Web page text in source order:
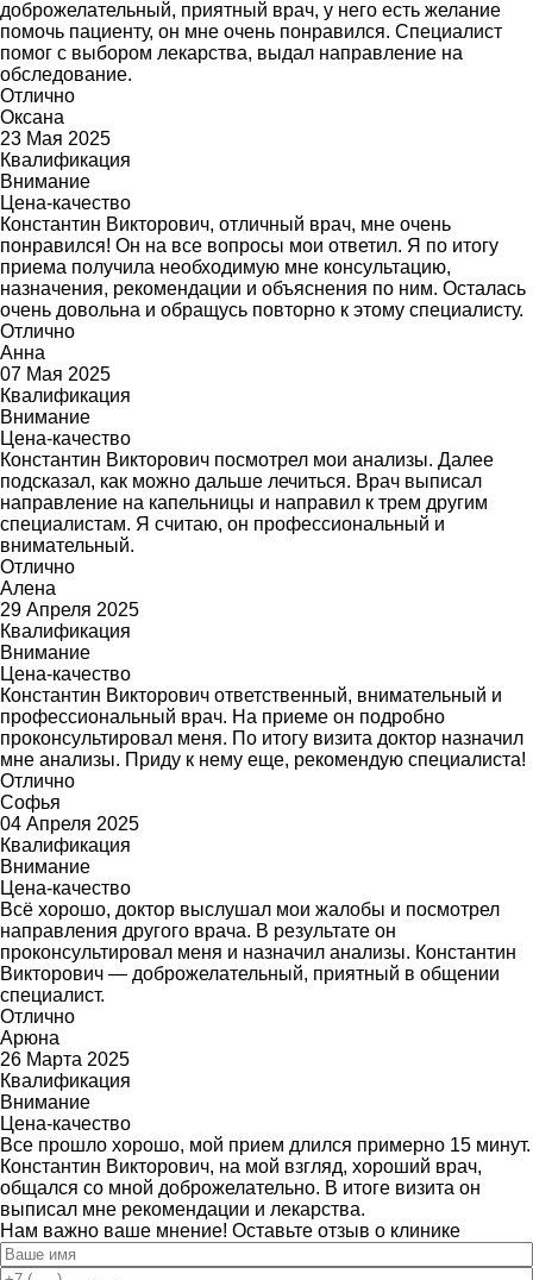
доброжелательный, приятный врач, у него есть желание
помочь пациенту, он мне очень понравился. Специалист
помог с выбором лекарства, выдал направление на
обследование.
Отлично
Оксана
23 Мая 2025
Квалификация
Внимание
Цена-качество
Константин Викторович, отличный врач, мне очень
понравился! Он на все вопросы мои ответил. Я по итогу
приема получила необходимую мне консультацию,
назначения, рекомендации и объяснения по ним. Осталась
очень довольна и обращусь повторно к этому специалисту.
Отлично
Анна
07 Мая 2025
Квалификация
Внимание
Цена-качество
Константин Викторович посмотрел мои анализы. Далее
подсказал, как можно дальше лечиться. Врач выписал
направление на капельницы и направил к трем другим
специалистам. Я считаю, он профессиональный и
внимательный.
Отлично
Алена
29 Апреля 2025
Квалификация
Внимание
Цена-качество
Константин Викторович ответственный, внимательный и
профессиональный врач. На приеме он подробно
проконсультировал меня. По итогу визита доктор назначил
мне анализы. Приду к нему еще, рекомендую специалиста!
Отлично
Софья
04 Апреля 2025
Квалификация
Внимание
Цена-качество
Всё хорошо, доктор выслушал мои жалобы и посмотрел
направления другого врача. В результате он
проконсультировал меня и назначил анализы. Константин
Викторович — доброжелательный, приятный в общении
специалист.
Отлично
Арюна
26 Марта 2025
Квалификация
Внимание
Цена-качество
Все прошло хорошо, мой прием длился примерно 15 минут.
Константин Викторович, на мой взгляд, хороший врач,
общался со мной доброжелательно. В итоге визита он
выписал мне рекомендации и лекарства.
Нам важно ваше мнение! Оставьте отзыв о клинике